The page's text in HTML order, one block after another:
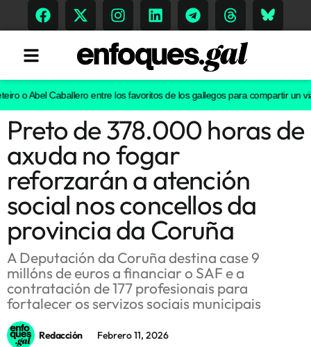
Tendencias
Memoria Histórica
Gastronomía
Escenarios
Sostenibilidad
Innova
Abel Caballero entre los favoritos de los gallegos para compartir un viaje
Preto de 378.000 horas de
axuda no fogar
reforzarán a atención
social nos concellos da
provincia da Coruña
A Deputación da Coruña destina case 9
millóns de euros a financiar o SAF e a
contratación de 177 profesionais para
fortalecer os servizos sociais municipais
Redacción Febrero 11, 2026